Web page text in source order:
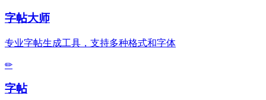
字帖大师
专业字帖生成工具，支持多种格式和字体
✏
字帖